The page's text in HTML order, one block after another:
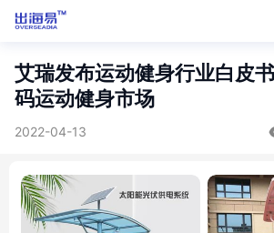
艾瑞发布运动健身行业白皮
码运动健身市场
2022-04-13